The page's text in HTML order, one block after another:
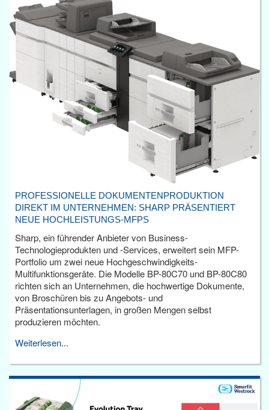
PROFESSIONELLE DOKUMENTENPRODUKTION
DIREKT IM UNTERNEHMEN: SHARP PRÄSENTIERT
NEUE HOCHLEISTUNGS-MFPS
Sharp, ein führender Anbieter von Business-
Technologieprodukten und -Services, erweitert sein MFP-
Portfolio um zwei neue Hochgeschwindigkeits-
Multifunktionsgeräte. Die Modelle BP-80C70 und BP-80C80
richten sich an Unternehmen, die hochwertige Dokumente,
von Broschüren bis zu Angebots- und
Präsentationsunterlagen, in großen Mengen selbst
produzieren möchten.
Weiterlesen...